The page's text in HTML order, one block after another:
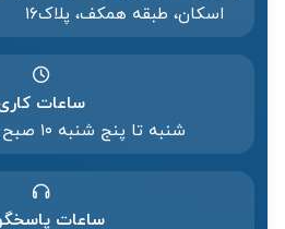
اسکان، طبقه همکف، پلاک۱۶
ساعات
شنبه تا پنج شنبه ۱۰ صبح الی 20:۳۰ شب
ساعات